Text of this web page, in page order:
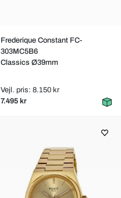
Frederique Constant FC-
303MC5B6
Classics Ø39mm
Vejl. pris: 8.150 kr
7.495 kr